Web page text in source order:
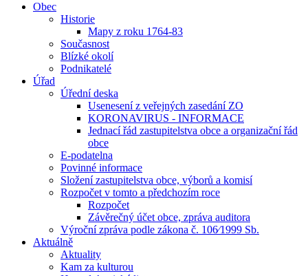
Obec
Historie
Mapy z roku 1764-83
Současnost
Blízké okolí
Podnikatelé
Úřad
Úřední deska
Usenesení z veřejných zasedání ZO
KORONAVIRUS - INFORMACE
Jednací řád zastupitelstva obce a organizační řád
obce
E-podatelna
Povinné informace
Složení zastupitelstva obce, výborů a komisí
Rozpočet v tomto a předchozím roce
Rozpočet
Závěrečný účet obce, zpráva auditora
Výroční zpráva podle zákona č. 106⁄1999 Sb.
Aktuálně
Aktuality
Kam za kulturou